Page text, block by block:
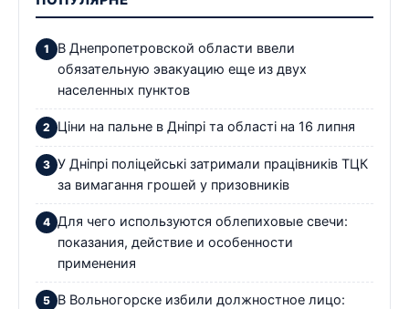
В Днепропетровской области ввели
обязательную эвакуацию еще из двух
населенных пунктов
Ціни на пальне в Дніпрі та області на 16 липня
У Дніпрі поліцейські затримали працівників ТЦК
за вимагання грошей у призовників
Для чего используются облепиховые свечи:
показания, действие и особенности
применения
В Вольногорске избили должностное лицо: